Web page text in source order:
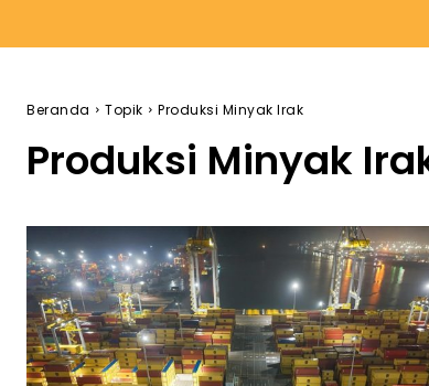
Beranda Topik Produksi Minyak Irak
Produksi Minyak